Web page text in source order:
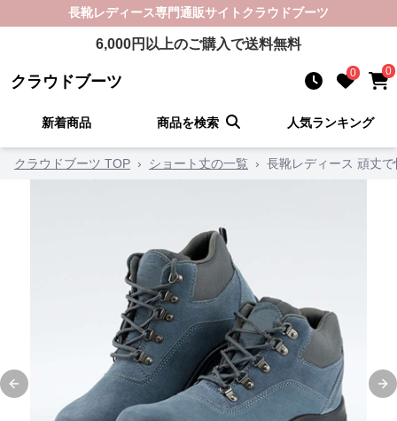
長靴レディース専門通販サイト クラウドブーツ
6,000円以上のご購入で送料無料
クラウドブーツ 0 0
新着商品 商品を検索 人気ランキング
クラウドブーツ TOP › ショート丈の一覧 › 長靴レディース 頑丈
Previous slide